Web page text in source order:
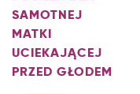
SAMOTNEJ
MATKI
UCIEKAJĄCEJ
PRZED GŁODEM